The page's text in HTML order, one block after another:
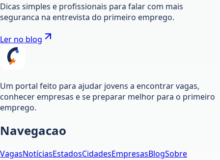
Dicas simples e profissionais para falar com mais
seguranca na entrevista do primeiro emprego.
Ler no blog
Um portal feito para ajudar jovens a encontrar vagas,
conhecer empresas e se preparar melhor para o primeiro
emprego.
Navegacao
VagasNotíciasEstadosCidadesEmpresasBlogSobre